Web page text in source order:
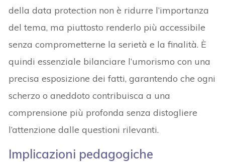
della data protection non è ridurre l’importanza
del tema, ma piuttosto renderlo più accessibile
senza comprometterne la serietà e la finalità. È
quindi essenziale bilanciare l’umorismo con una
precisa esposizione dei fatti, garantendo che ogni
scherzo o aneddoto contribuisca a una
comprensione più profonda senza distogliere
l’attenzione dalle questioni rilevanti.
Implicazioni pedagogiche